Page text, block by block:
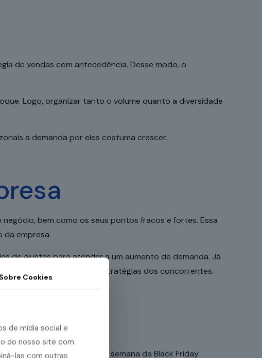
de vendas com antecedência. Desse modo, o
Logo, organizar tanto o volume quanto a diversidade
a demanda por eles costuma crescer.
bem como os seus pontos fracos e fortes. Essa
da empresa.
de ajustes para atender a um aumento de demanda. Já
dos consumidores e as estratégias dos concorrentes.
aproveitamento da semana da Black Friday.
Sobre Cookies
de mídia social e
do nosso site com
las com outras